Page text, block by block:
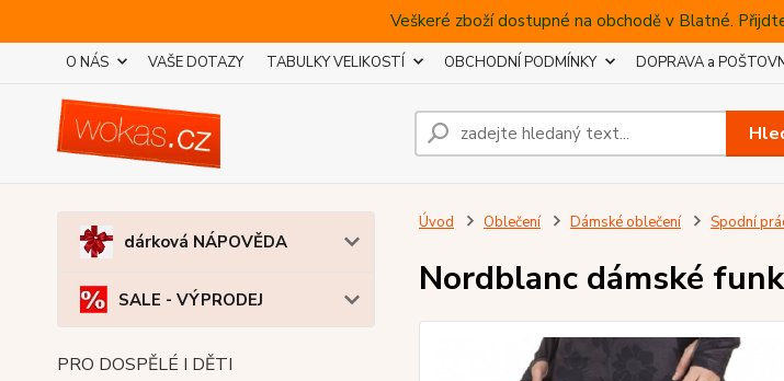
Veškeré zboží dostupné na obchodě v Blatné.
O NÁS VAŠE DOTAZY TABULKY VELIKOSTÍ OBCHODNÍ PODMÍNKY DOPRAVA a
dárková NÁPOVĚDA
SALE - VÝPRODEJ
PRO DOSPĚLÉ I DĚTI
Úvod Oblečení Dámské oblečení Spodní
Nordblanc dámské